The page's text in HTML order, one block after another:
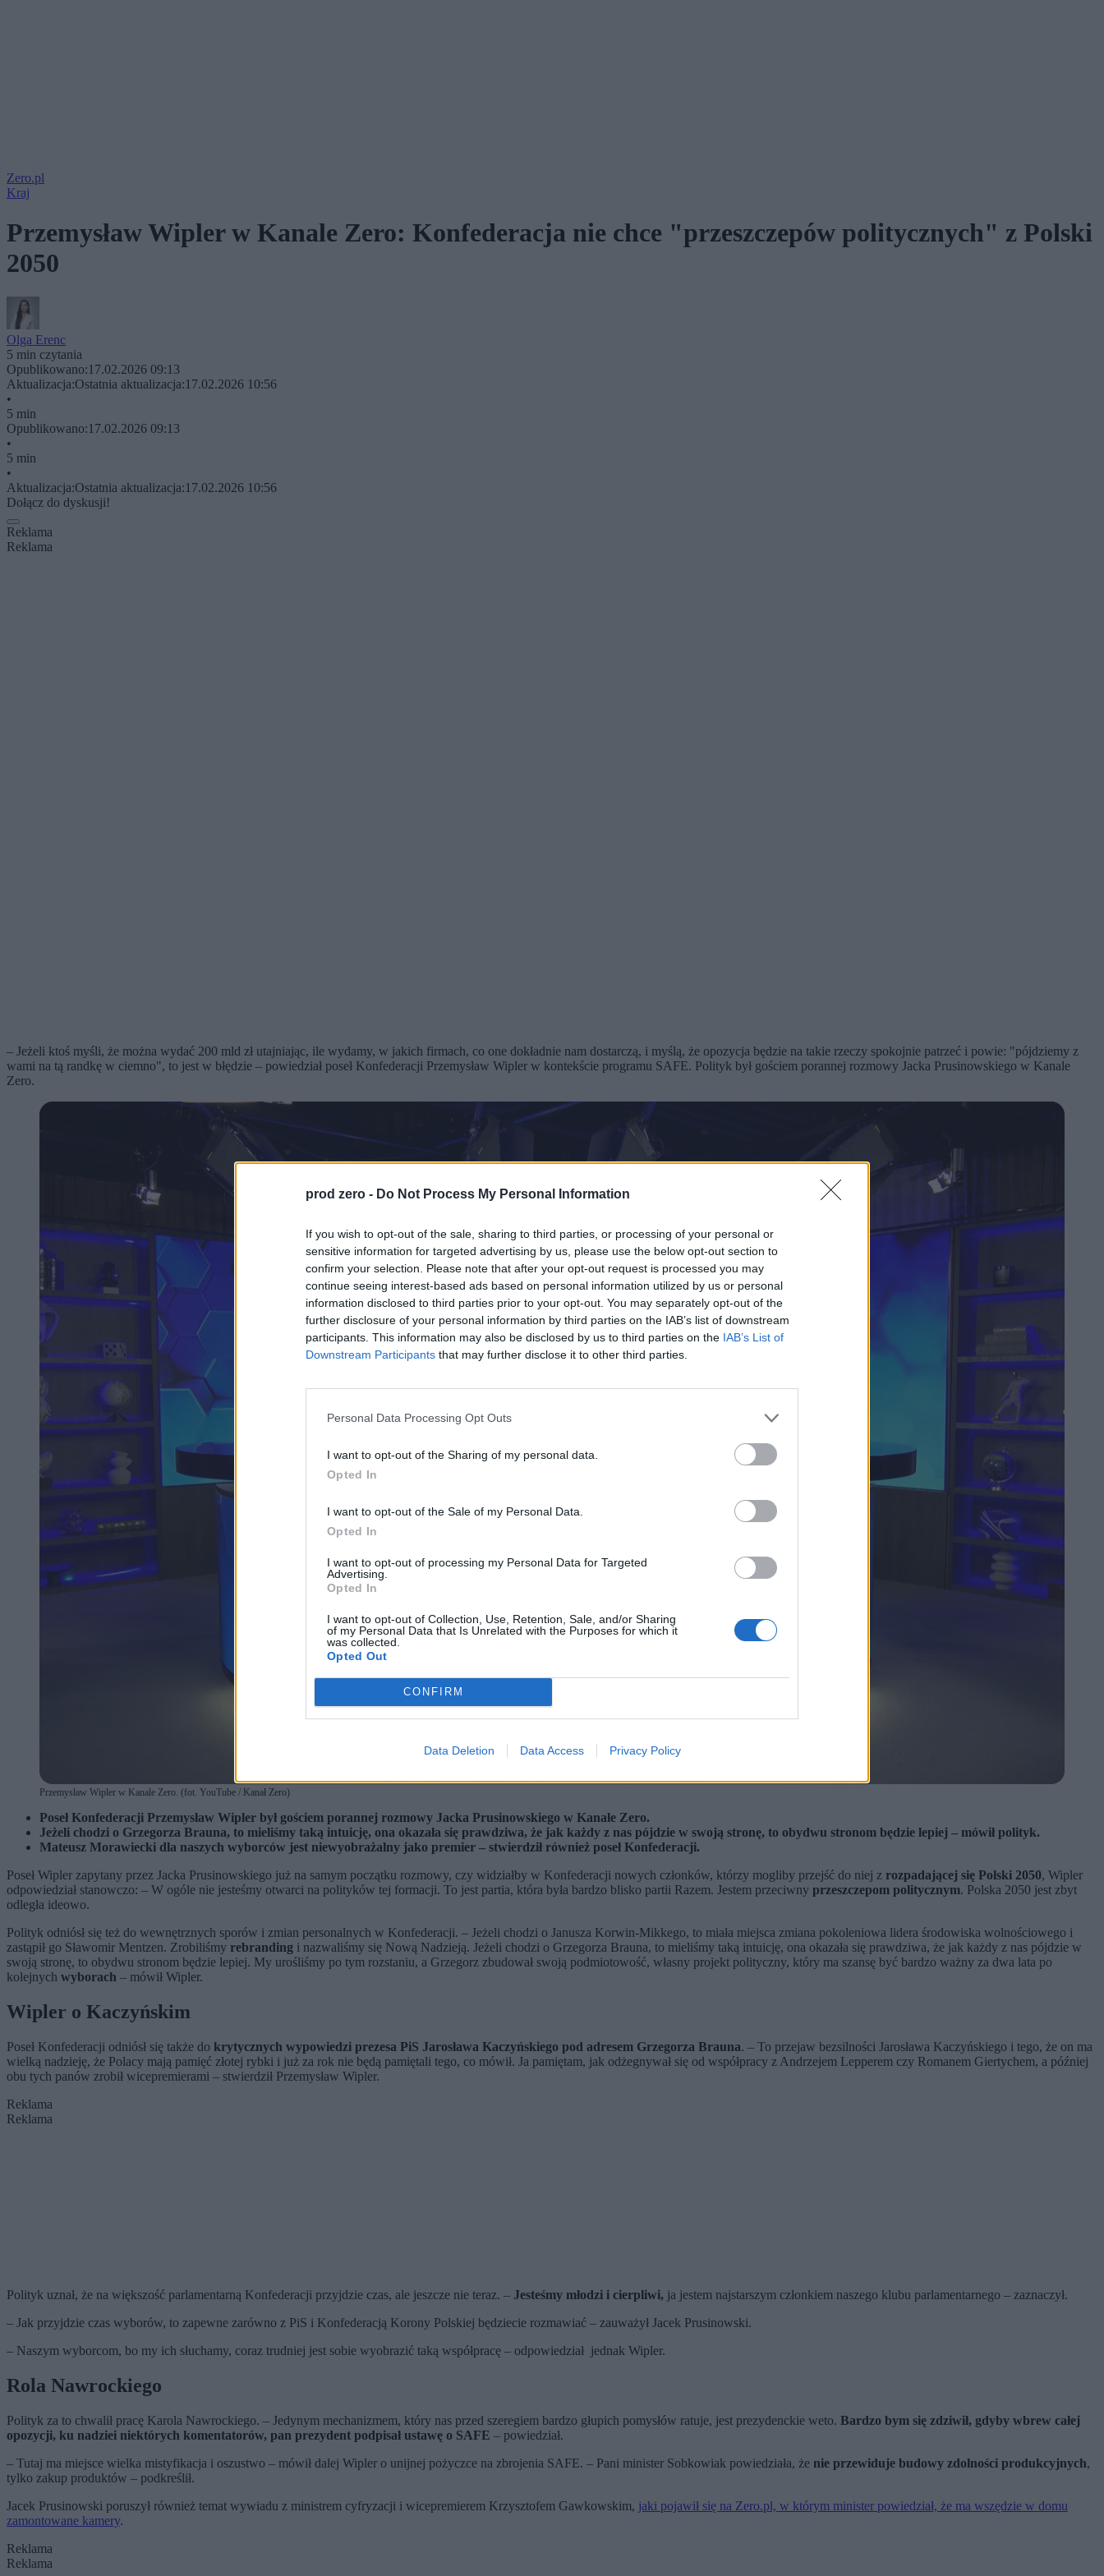
prod zero - Do Not Process My Personal Information
If you wish to opt-out of the sale, sharing to third parties, or processing of your personal or
sensitive information for targeted advertising by us, please use the below opt-out section to
confirm your selection. Please note that after your opt-out request is processed you may
continue seeing interest-based ads based on personal information utilized by us or personal
information disclosed to third parties prior to your opt-out. You may separately opt-out of the
further disclosure of your personal information by third parties on the IAB’s list of downstream
participants. This information may also be disclosed by us to third parties on the IAB’s List of
Downstream Participants that may further disclose it to other third parties.
Personal Data Processing Opt Outs
I want to opt-out of the Sharing of my personal data.
Opted In
I want to opt-out of the Sale of my Personal Data.
Opted In
I want to opt-out of processing my Personal Data for Targeted
Advertising.
Opted In
I want to opt-out of Collection, Use, Retention, Sale, and/or Sharing
of my Personal Data that Is Unrelated with the Purposes for which it
was collected.
Opted Out
CONFIRM
Data Deletion Data Access Privacy Policy
Zero.pl
Kraj
Przemysław Wipler w Kanale Zero: Konfederacja nie chce "przeszczepów politycznych" z Polski
2050
Olga Erenc
5 min czytania
Opublikowano:17.02.2026 09:13
Aktualizacja:Ostatnia aktualizacja:17.02.2026 10:56
•
5 min
Opublikowano:17.02.2026 09:13
•
5 min
•
Aktualizacja:Ostatnia aktualizacja:17.02.2026 10:56
Dołącz do dyskusji!
Reklama
Reklama
– Jeżeli ktoś myśli, że można wydać 200 mld zł utajniając, ile wydamy, w jakich firmach, co one dokładnie nam dostarczą, i myślą, że opozycja będzie na takie rzeczy spokojnie patrzeć i powie: "pójdziemy z
wami na tą randkę w ciemno", to jest w błędzie – powiedział poseł Konfederacji Przemysław Wipler w kontekście programu SAFE. Polityk był gościem porannej rozmowy Jacka Prusinowskiego w Kanale
Zero.
Przemysław Wipler w Kanale Zero. (fot. YouTube / Kanał Zero)
Poseł Konfederacji Przemysław Wipler był gościem porannej rozmowy Jacka Prusinowskiego w Kanale Zero.
Jeżeli chodzi o Grzegorza Brauna, to mieliśmy taką intuicję, ona okazała się prawdziwa, że jak każdy z nas pójdzie w swoją stronę, to obydwu stronom będzie lepiej – mówił polityk.
Mateusz Morawiecki dla naszych wyborców jest niewyobrażalny jako premier – stwierdził również poseł Konfederacji.
Poseł Wipler zapytany przez Jacka Prusinowskiego już na samym początku rozmowy, czy widziałby w Konfederacji nowych członków, którzy mogliby przejść do niej z rozpadającej się Polski 2050, Wipler
odpowiedział stanowczo: – W ogóle nie jesteśmy otwarci na polityków tej formacji. To jest partia, która była bardzo blisko partii Razem. Jestem przeciwny przeszczepom politycznym. Polska 2050 jest zbyt
odległa ideowo.
Polityk odniósł się też do wewnętrznych sporów i zmian personalnych w Konfederacji. – Jeżeli chodzi o Janusza Korwin-Mikkego, to miała miejsca zmiana pokoleniowa lidera środowiska wolnościowego i
zastąpił go Sławomir Mentzen. Zrobiliśmy rebranding i nazwaliśmy się Nową Nadzieją. Jeżeli chodzi o Grzegorza Brauna, to mieliśmy taką intuicję, ona okazała się prawdziwa, że jak każdy z nas pójdzie w
swoją stronę, to obydwu stronom będzie lepiej. My urośliśmy po tym rozstaniu, a Grzegorz zbudował swoją podmiotowość, własny projekt polityczny, który ma szansę być bardzo ważny za dwa lata po
kolejnych wyborach – mówił Wipler.
Wipler o Kaczyńskim
Poseł Konfederacji odniósł się także do krytycznych wypowiedzi prezesa PiS Jarosława Kaczyńskiego pod adresem Grzegorza Brauna. – To przejaw bezsilności Jarosława Kaczyńskiego i tego, że on ma
wielką nadzieję, że Polacy mają pamięć złotej rybki i już za rok nie będą pamiętali tego, co mówił. Ja pamiętam, jak odżegnywał się od współpracy z Andrzejem Lepperem czy Romanem Giertychem, a później
obu tych panów zrobił wicepremierami – stwierdził Przemysław Wipler.
Reklama
Reklama
Polityk uznał, że na większość parlamentarną Konfederacji przyjdzie czas, ale jeszcze nie teraz. – Jesteśmy młodzi i cierpliwi, ja jestem najstarszym członkiem naszego klubu parlamentarnego – zaznaczył.
– Jak przyjdzie czas wyborów, to zapewne zarówno z PiS i Konfederacją Korony Polskiej będziecie rozmawiać – zauważył Jacek Prusinowski.
– Naszym wyborcom, bo my ich słuchamy, coraz trudniej jest sobie wyobrazić taką współpracę – odpowiedział jednak Wipler.
Rola Nawrockiego
Polityk za to chwalił pracę Karola Nawrockiego. – Jedynym mechanizmem, który nas przed szeregiem bardzo głupich pomysłów ratuje, jest prezydenckie weto. Bardzo bym się zdziwił, gdyby wbrew całej
opozycji, ku nadziei niektórych komentatorów, pan prezydent podpisał ustawę o SAFE – powiedział.
– Tutaj ma miejsce wielka mistyfikacja i oszustwo – mówił dalej Wipler o unijnej pożyczce na zbrojenia SAFE. – Pani minister Sobkowiak powiedziała, że nie przewiduje budowy zdolności produkcyjnych,
tylko zakup produktów – podkreślił.
Jacek Prusinowski poruszył również temat wywiadu z ministrem cyfryzacji i wicepremierem Krzysztofem Gawkowskim, jaki pojawił się na Zero.pl, w którym minister powiedział, że ma wszędzie w domu
zamontowane kamery.
Reklama
Reklama